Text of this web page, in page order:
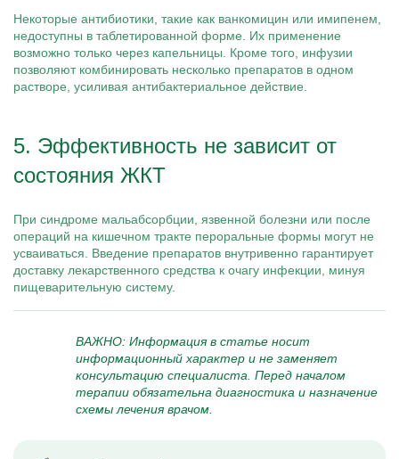
Некоторые антибиотики, такие как ванкомицин или имипенем,
недоступны в таблетированной форме. Их применение
возможно только через капельницы. Кроме того, инфузии
позволяют комбинировать несколько препаратов в одном
растворе, усиливая антибактериальное действие.
5. Эффективность не зависит от
состояния ЖКТ
При синдроме мальабсорбции, язвенной болезни или после
операций на кишечном тракте пероральные формы могут не
усваиваться. Введение препаратов внутривенно гарантирует
доставку лекарственного средства к очагу инфекции, минуя
пищеварительную систему.
ВАЖНО: Информация в статье носит
информационный характер и не заменяет
консультацию специалиста. Перед началом
терапии обязательна диагностика и назначение
схемы лечения врачом.